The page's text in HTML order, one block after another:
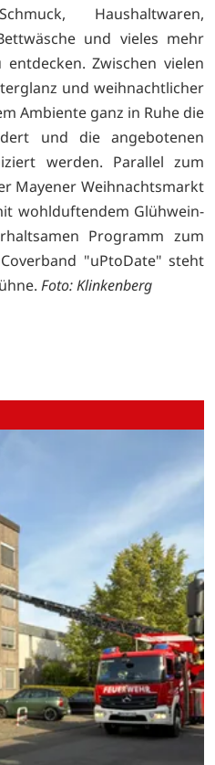
Haushaltwaren,
und vieles mehr
Zwischen vielen
und weihnachtlicher
Ambiente ganz in Ruhe die
und die angebotenen
werden. Parallel zum
Mayener Weihnachtsmarkt
wohlduftendem Glühwein-
Programm zum
"uPtoDate" steht
Foto: Klinkenberg